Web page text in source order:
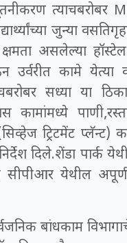
त्याचबरोबर
जुन्या
असलेल्या हॉस्टेल
उर्वरीत कामे येत्या
सध्या या
कामांमध्ये
ट्रिटमेंट प्लॅन्ट)
दिले.शेंडा पार्क
सीपीआर येथील
बांधकाम